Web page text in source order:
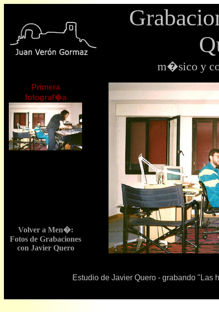
m�sico y
Primera
fotograf�a
Volver a Men�:
Fotos de Grabaciones
con Javier Quero
Estudio de Javier Quero - grabando